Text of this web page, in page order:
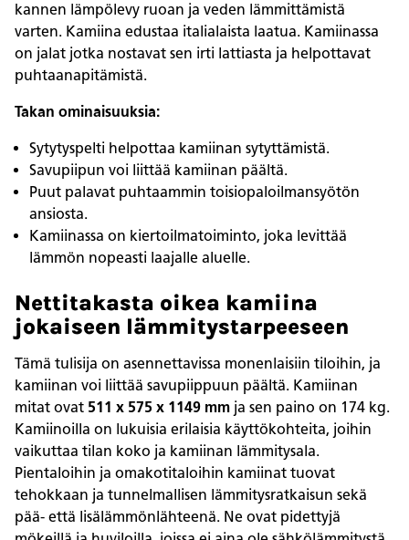
kannen lämpölevy ruoan ja veden lämmittämistä
varten. Kamiina edustaa italialaista laatua. Kamiinassa
on jalat jotka nostavat sen irti lattiasta ja helpottavat
puhtaanapitämistä.
Takan ominaisuuksia:
Sytytyspelti helpottaa kamiinan sytyttämistä.
Savupiipun voi liittää kamiinan päältä.
Puut palavat puhtaammin toisiopaloilmansyötön
ansiosta.
Kamiinassa on kiertoilmatoiminto, joka levittää
lämmön nopeasti laajalle aluelle.
Nettitakasta oikea kamiina
jokaiseen lämmitystarpeeseen
Tämä tulisija on asennettavissa monenlaisiin tiloihin, ja
kamiinan voi liittää savupiippuun päältä. Kamiinan
mitat ovat 511 x 575 x 1149 mm ja sen paino on 174 kg.
Kamiinoilla on lukuisia erilaisia käyttökohteita, joihin
vaikuttaa tilan koko ja kamiinan lämmitysala.
Pientaloihin ja omakotitaloihin kamiinat tuovat
tehokkaan ja tunnelmallisen lämmitysratkaisun sekä
pää- että lisälämmönlähteenä. Ne ovat pidettyjä